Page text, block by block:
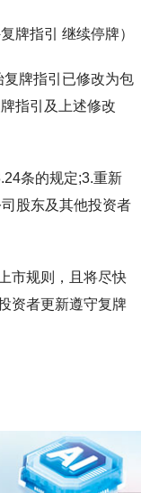
牌指引 继续停牌）
牌指引已修改为包
指引及上述修改
条的规定;3.重新
股东及其他投资者
市规则，且将尽快
资者更新遵守复牌